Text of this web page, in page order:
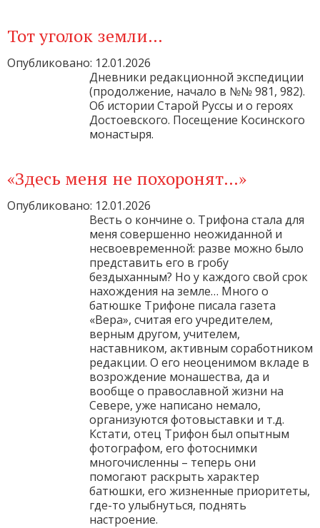
Тот уголок земли…
Опубликовано: 12.01.2026
Дневники редакционной экспедиции
(продолжение, начало в №№ 981, 982).
Об истории Старой Руссы и о героях
Достоевского. Посещение Косинского
монастыря.
«Здесь меня не похоронят…»
Опубликовано: 12.01.2026
Весть о кончине о. Трифона стала для
меня совершенно неожиданной и
несвоевременной: разве можно было
представить его в гробу
бездыханным? Но у каждого свой срок
нахождения на земле… Много о
батюшке Трифоне писала газета
«Вера», считая его учредителем,
верным другом, учителем,
наставником, активным соработником
редакции. О его неоценимом вкладе в
возрождение монашества, да и
вообще о православной жизни на
Севере, уже написано немало,
организуются фотовыставки и т.д.
Кстати, отец Трифон был опытным
фотографом, его фотоснимки
многочисленны – теперь они
помогают раскрыть характер
батюшки, его жизненные приоритеты,
где-то улыбнуться, поднять
настроение.